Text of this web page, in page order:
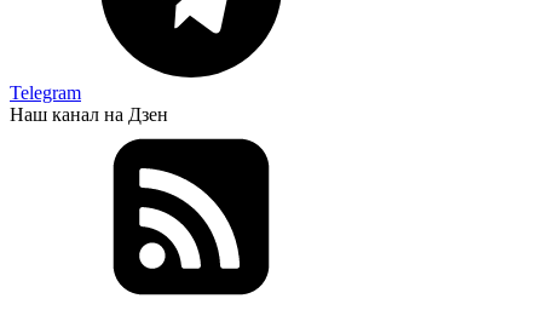
Telegram
Наш канал на Дзен